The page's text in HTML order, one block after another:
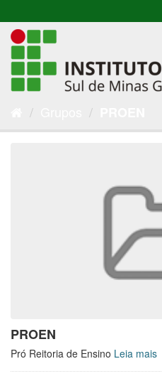
PROEN
Pró Reitoria de Ensino Leia mais